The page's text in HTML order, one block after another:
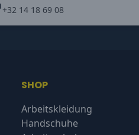
+32 14 18 69 08
SHOP
Arbeitskleidung
Handschuhe